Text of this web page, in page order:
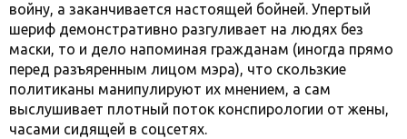
войну, а заканчивается настоящей бойней. Упертый
шериф демонстративно разгуливает на людях без
маски, то и дело напоминая гражданам (иногда прямо
перед разъяренным лицом мэра), что скользкие
политиканы манипулируют их мнением, а сам
выслушивает плотный поток конспирологии от жены,
часами сидящей в соцсетях.